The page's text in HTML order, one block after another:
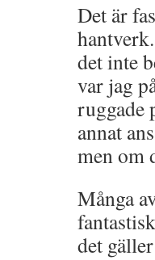
Det är
det inte
var jag
ruggade
annat
men om
Många
det